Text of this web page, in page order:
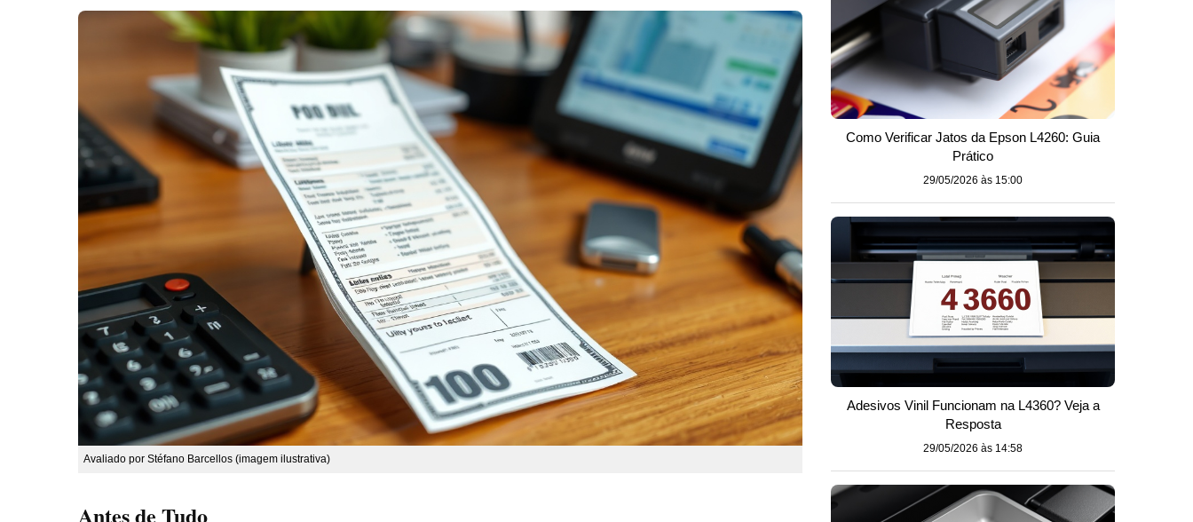
Avaliado por Stéfano Barcellos (imagem ilustrativa)
Antes de Tudo
Como Verificar Jatos da Epson L4260: Guia
Prático
29/05/2026 às 15:00
Adesivos Vinil Funcionam na L4360? Veja a
Resposta
29/05/2026 às 14:58